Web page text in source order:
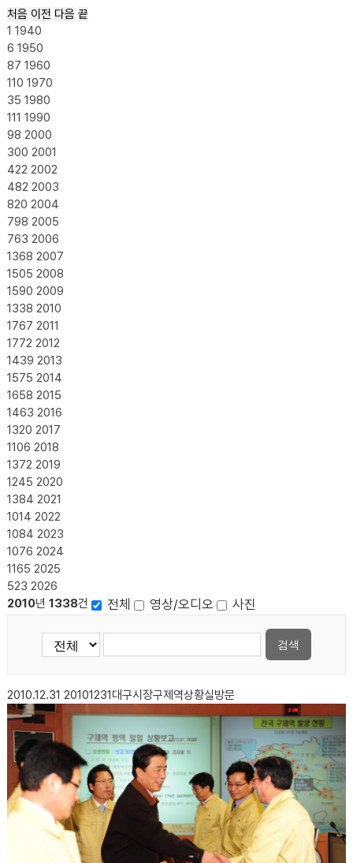
처음 이전 다음 끝
1 1940
6 1950
87 1960
110 1970
35 1980
111 1990
98 2000
300 2001
422 2002
482 2003
820 2004
798 2005
763 2006
1368 2007
1505 2008
1590 2009
1338 2010
1767 2011
1772 2012
1439 2013
1575 2014
1658 2015
1463 2016
1320 2017
1106 2018
1372 2019
1245 2020
1384 2021
1014 2022
1084 2023
1076 2024
1165 2025
523 2026
2010년 1338건 전체 영상/오디오 사진
검색
2010.12.31 20101231대구시장구제역상황실방문